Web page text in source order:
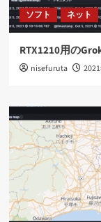
ソフト ネット
RTX1210用の
nisefuruta